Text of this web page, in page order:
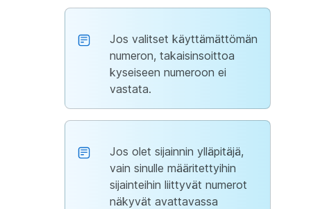
Jos valitset käyttämättömän
numeron, takaisinsoittoa
kyseiseen numeroon ei
vastata.
Jos olet sijainnin ylläpitäjä,
vain sinulle määritettyihin
sijainteihin liittyvät numerot
näkyvät avattavassa